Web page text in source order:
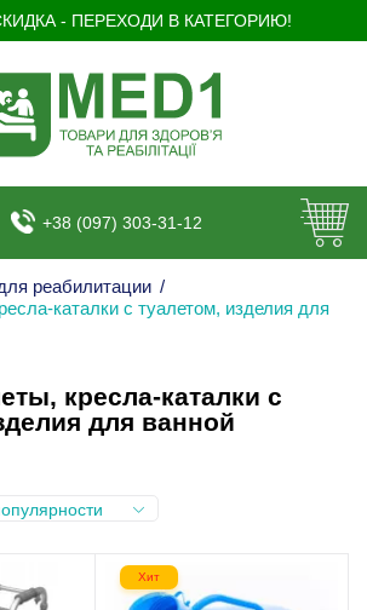
- ПЕРЕХОДИ В КАТЕГОРИЮ!
+38 (097) 303-31-12
реабилитации /
каталки с туалетом, изделия для
кресла-каталки с
для ванной
Хит